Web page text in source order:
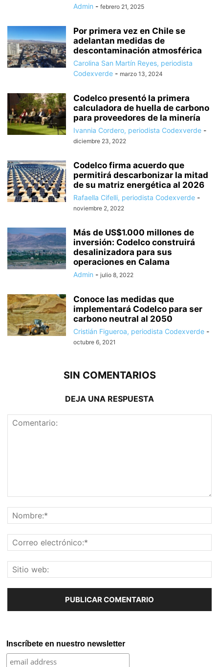
Admin - febrero 21, 2025
Por primera vez en Chile se
adelantan medidas de
descontaminación atmosférica
Carolina San Martín Reyes, periodista
Codexverde - marzo 13, 2024
Codelco presentó la primera
calculadora de huella de carbono
para proveedores de la minería
Ivannia Cordero, periodista Codexverde -
diciembre 23, 2022
Codelco firma acuerdo que
permitirá descarbonizar la mitad
de su matriz energética al 2026
Rafaella Cifelli, periodista Codexverde -
noviembre 2, 2022
Más de US$1.000 millones de
inversión: Codelco construirá
desalinizadora para sus
operaciones en Calama
Admin - julio 8, 2022
Conoce las medidas que
implementará Codelco para ser
carbono neutral al 2050
Cristián Figueroa, periodista Codexverde -
octubre 6, 2021
SIN COMENTARIOS
DEJA UNA RESPUESTA
Inscríbete en nuestro newsletter